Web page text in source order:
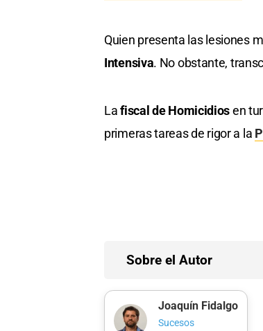
Quien presenta las lesiones
Intensiva. No obstante,
Lafiscal de Homicidiosen
primeras tareas de rigor a la
Sobre el Autor
Joaquín Fidalgo
Sucesos